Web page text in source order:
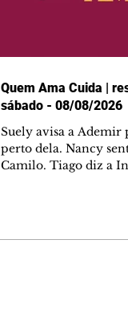
Quem Ama Cuida |
sábado - 08/08/2026
Suely avisa a Ademir
perto dela. Nancy
Camilo. Tiago diz a